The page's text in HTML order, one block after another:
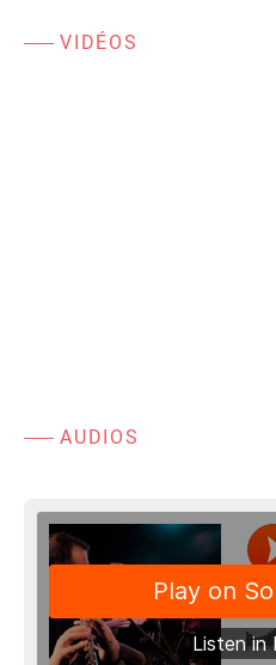
VIDÉOS
AUDIOS